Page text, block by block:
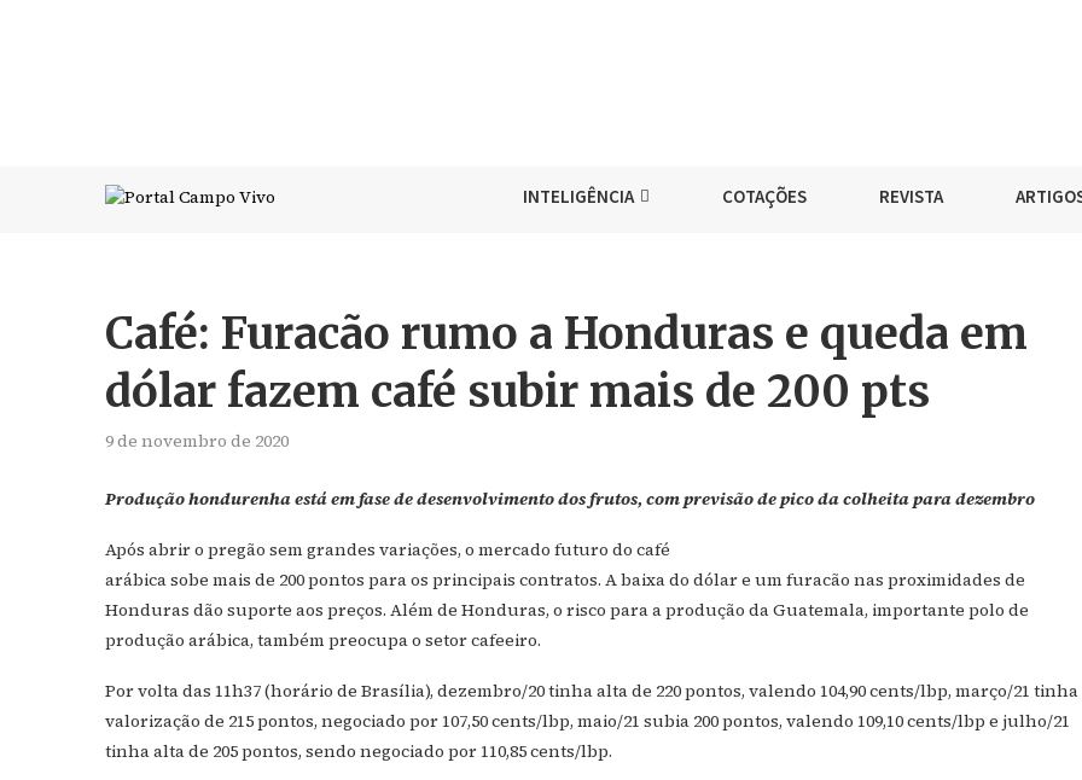
INTELIGÊNCIA COTAÇÕES REVISTA
Café: Furacão rumo a Honduras e queda em
dólar fazem café subir mais de 200 pts
9 de novembro de 2020
Produção hondurenha está em fase de desenvolvimento dos frutos, com previsão de pico da colheita para dezembro
Após abrir o pregão sem grandes variações, o mercado futuro do café
arábica sobe mais de 200 pontos para os principais contratos. A baixa do dólar e um furacão nas proximidades de
Honduras dão suporte aos preços. Além de Honduras, o risco para a produção da Guatemala, importante polo de
produção arábica, também preocupa o setor cafeeiro.
Por volta das 11h37 (horário de Brasília), dezembro/20 tinha alta de 220 pontos, valendo 104,90 cents/lbp, março/21 tinha
valorização de 215 pontos, negociado por 107,50 cents/lbp, maio/21 subia 200 pontos, valendo 109,10 cents/lbp e julho/21
tinha alta de 205 pontos, sendo negociado por 110,85 cents/lbp.